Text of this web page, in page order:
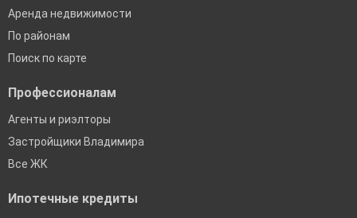
Аренда недвижимости
По районам
Поиск по карте
Профессионалам
Агенты и риэлторы
Застройщики Владимира
Все ЖК
Ипотечные кредиты